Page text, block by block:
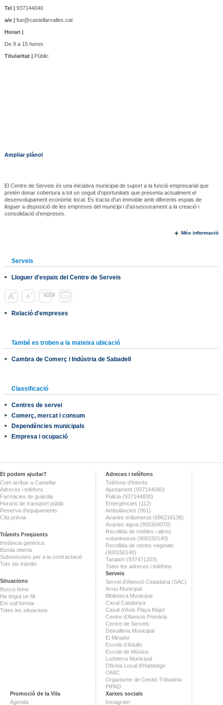
Tel |937144040
a/e |fue@castellarvalles.cat
Horari |
De 9 a 15 hores
Titularitat |Públic
Ampliar plànol
El Centre de Serveis és una iniciativa municipal de suport a la funció empresarial que
pretén donar cobertura a tot un seguit d’oportunitats que presenta actualment el
desenvolupament econòmic local. Es tracta d’un immoble amb diferents espais de
lloguer a disposició de les empreses del municipi i d'assessorament a la creació i
consolidació d’empreses.
Més informació
Serveis
Lloguer d'espais del Centre de Serveis
Relació d'empreses
També es troben a la mateixa ubicació
Cambra de Comerç i Indústria de Sabadell
Classificació
Centres de servei
Comerç, mercat i consum
Dependències municipals
Empresa i ocupació
Et podem ajudar?
Com arribar a Castellar
Adreces i telèfons
Farmàcies de guàrdia
Horaris de transport públic
Reserva d'equipaments
Cita prèvia
Tràmits Freqüents
Instància genèrica
Bústia oberta
Subvencions per a la contractació
Tots els tràmits
Situacions
Busco feina
He tingut un fill
Em vull formar
Totes les situacions
Adreces i telèfons
Telèfons d'interès
Ajuntament (937144040)
Policia (937144830)
Emergències (112)
Ambulàncies (061)
Avaries enllumenat (686216138)
Avaries aigua (900304070)
Recollida de mobles i altres
voluminosos (900150140)
Recollida de restes vegetals
(900150140)
Tanatori (937471203)
Totes les adreces i telèfons
Serveis
Servei d'Atenció Ciutadana (SAC)
Arxiu Municipal
Biblioteca Municipal
Casal Catalunya
Casal d'Avis Plaça Major
Centre d'Atenció Primària
Centre de Serveis
Deixalleria Municipal
El Mirador
Escola d'Adults
Escola de Música
Ludoteca Municipal
Oficina Local d'Habitatge
OMIC
Organisme de Gestió Tributària
PIPAD
Promoció de la Vila
Agenda
Xarxes socials
Instagram